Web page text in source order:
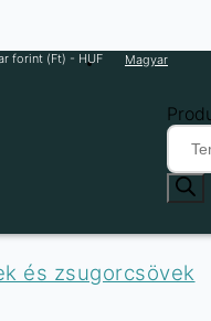
forint (Ft) - HUF Magyar
és zsugorcsövek